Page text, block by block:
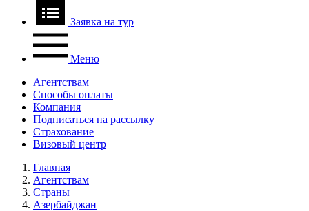
Заявка на тур
Меню
Агентствам
Способы оплаты
Компания
Подписаться на рассылку
Страхование
Визовый центр
Главная
Агентствам
Страны
Азербайджан